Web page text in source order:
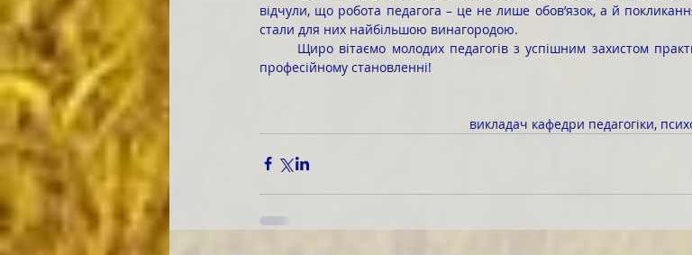
відчули, що робота педагога – це не лише обов’язок, а й
стали для них найбільшою винагородою.
професійному становленні!
викладач кафедри педагогіки,